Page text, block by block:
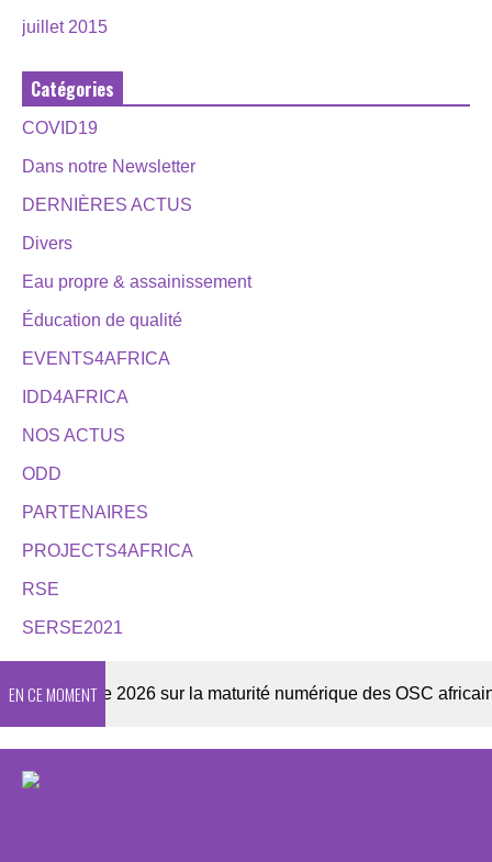
juillet 2015
Catégories
COVID19
Dans notre Newsletter
DERNIÈRES ACTUS
Divers
Eau propre & assainissement
Éducation de qualité
EVENTS4AFRICA
IDD4AFRICA
NOS ACTUS
ODD
PARTENAIRES
PROJECTS4AFRICA
RSE
SERSE2021
EN CE MOMENT
Enquête 2026 sur la maturité numérique des OSC africaines